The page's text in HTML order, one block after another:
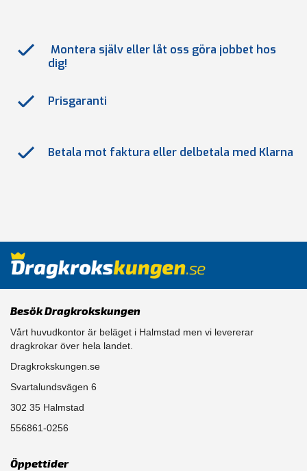
Montera själv eller låt oss göra jobbet hos
dig!
Prisgaranti
Betala mot faktura eller delbetala med Klarna
Besök Dragkrokskungen
Vårt huvudkontor är beläget i Halmstad men vi levererar
dragkrokar över hela landet.
Dragkrokskungen.se
Svartalundsvägen 6
302 35 Halmstad
556861-0256
Öppettider